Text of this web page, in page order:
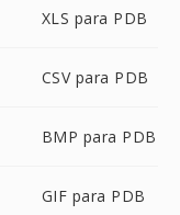
XLS para PDB
CSV para PDB
BMP para PDB
GIF para PDB